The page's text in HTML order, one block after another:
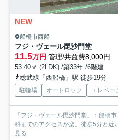
NEW
船橋市西船
フジ・ヴェール毘沙門堂
11.5万円 管理/共益費8,000円
53.40㎡ (2LDK) /築33年 /6階建
総武線「西船橋」駅 徒歩19分
駐輪場 オートロック エレベー
「フジ・ヴェール毘沙門堂」：船橋
科までのアクセスが楽。徒歩5分と近
見る